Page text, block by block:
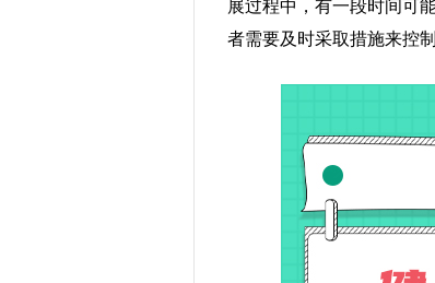
展过程中，有一段时间可
者需要及时采取措施来控